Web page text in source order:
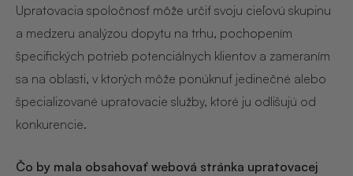
Upratovacia spoločnosť môže určiť svoju cieľovú skupinu
a medzeru analýzou dopytu na trhu, pochopením
špecifických potrieb potenciálnych klientov a zameraním
sa na oblasti, v ktorých môže ponúknuť jedinečné alebo
špecializované upratovacie služby, ktoré ju odlišujú od
konkurencie.
Čo by mala obsahovať webová stránka upratovacej